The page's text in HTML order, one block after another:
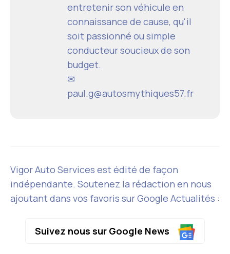
entretenir son véhicule en
connaissance de cause, qu'il
soit passionné ou simple
conducteur soucieux de son
budget.
✉
paul.g@autosmythiques57.fr
Vigor Auto Services est édité de façon
indépendante. Soutenez la rédaction en nous
ajoutant dans vos favoris sur Google Actualités :
Suivez nous sur Google News